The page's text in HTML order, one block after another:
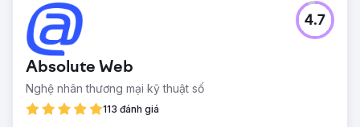
Thử thách
Malone Roofing, một nhà thầu lợp mái hàng đầu, phải đối
mặt với tình trạng thiếu trầm trọng nguồn khách hàng tiềm
năng từ các kênh hữu cơ, quảng cáo và xã hội, thách thức
trong tiếp thị kỹ thuật số, tìm kiếm kiến thức chuyên môn
về mái lợp thương mại, hiểu biết về thương hiệu và đối tác
có kỹ năng về SEO, truyền thông xã hội và các chiến dịch
độc đáo
Absolute Web
Nghệ nhân thương mại kỹ thuật số
113 đánh giá
4.7